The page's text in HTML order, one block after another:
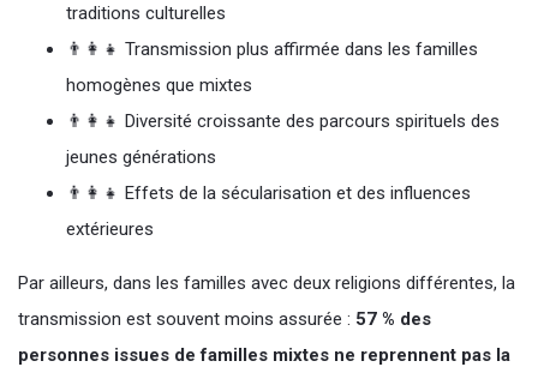
traditions culturelles
👨‍👩‍👧 Transmission plus affirmée dans les familles
homogènes que mixtes
👨‍👩‍👧 Diversité croissante des parcours spirituels des
jeunes générations
👨‍👩‍👧 Effets de la sécularisation et des influences
extérieures
Par ailleurs, dans les familles avec deux religions différentes, la
transmission est souvent moins assurée : 57 % des
personnes issues de familles mixtes ne reprennent pas la